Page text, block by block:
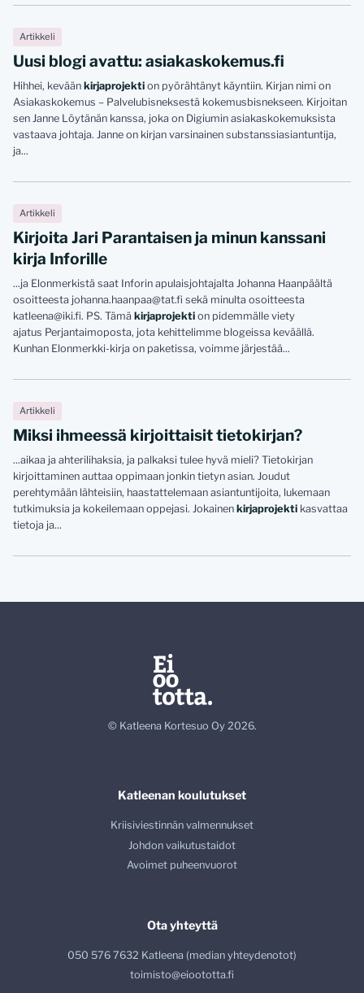
Artikkeli
Uusi blogi avattu: asiakaskokemus.fi
Hihhei, kevään kirjaprojekti on pyörähtänyt käyntiin. Kirjan nimi on
Asiakaskokemus – Palvelubisneksestä kokemusbisnekseen. Kirjoitan
sen Janne Löytänän kanssa, joka on Digiumin asiakaskokemuksista
vastaava johtaja. Janne on kirjan varsinainen substanssiasiantuntija,
ja...
Artikkeli
Kirjoita Jari Parantaisen ja minun kanssani
kirja Inforille
...ja Elonmerkistä saat Inforin apulaisjohtajalta Johanna Haanpäältä
osoitteesta johanna.haanpaa@tat.fi sekä minulta osoitteesta
katleena@iki.fi. PS. Tämä kirjaprojekti on pidemmälle viety
ajatus Perjantaimoposta, jota kehittelimme blogeissa keväällä.
Kunhan Elonmerkki-kirja on paketissa, voimme järjestää...
Artikkeli
Miksi ihmeessä kirjoittaisit tietokirjan?
...aikaa ja ahterilihaksia, ja palkaksi tulee hyvä mieli? Tietokirjan
kirjoittaminen auttaa oppimaan jonkin tietyn asian. Joudut
perehtymään lähteisiin, haastattelemaan asiantuntijoita, lukemaan
tutkimuksia ja kokeilemaan oppejasi. Jokainen kirjaprojekti kasvattaa
tietoja ja...
© Katleena Kortesuo Oy 2026.
Katleenan koulutukset
Kriisiviestinnän valmennukset
Johdon vaikutustaidot
Avoimet puheenvuorot
Ota yhteyttä
050 576 7632 Katleena (median yhteydenotot)
toimisto@eioototta.fi